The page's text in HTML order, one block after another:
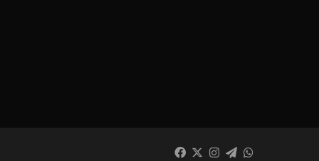
Facebook
X Instagram
Telegram